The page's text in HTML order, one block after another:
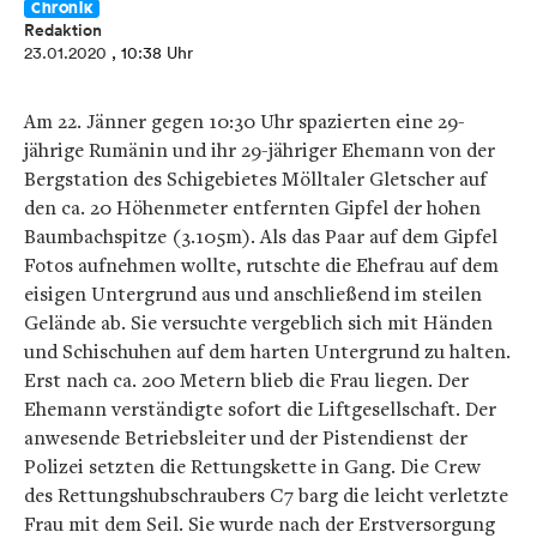
Chronik
Redaktion
23.01.2020 , 10:38 Uhr
Am 22. Jänner gegen 10:30 Uhr spazierten eine 29-
jährige Rumänin und ihr 29-jähriger Ehemann von der
Bergstation des Schigebietes Mölltaler Gletscher auf
den ca. 20 Höhenmeter entfernten Gipfel der hohen
Baumbachspitze (3.105m). Als das Paar auf dem Gipfel
Fotos aufnehmen wollte, rutschte die Ehefrau auf dem
eisigen Untergrund aus und anschließend im steilen
Gelände ab. Sie versuchte vergeblich sich mit Händen
und Schischuhen auf dem harten Untergrund zu halten.
Erst nach ca. 200 Metern blieb die Frau liegen. Der
Ehemann verständigte sofort die Liftgesellschaft. Der
anwesende Betriebsleiter und der Pistendienst der
Polizei setzten die Rettungskette in Gang. Die Crew
des Rettungshubschraubers C7 barg die leicht verletzte
Frau mit dem Seil. Sie wurde nach der Erstversorgung